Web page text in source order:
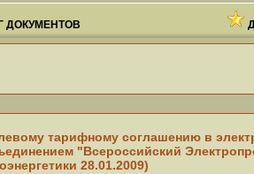
ДОКУМЕНТОВ
тарифному соглашению в
"Всероссийский
28.01.2009)